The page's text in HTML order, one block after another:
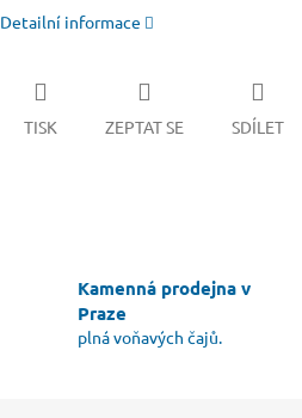
Detailní informace
TISK ZEPTAT SE SDÍLET
Kamenná prodejna v
Praze
plná voňavých čajů.